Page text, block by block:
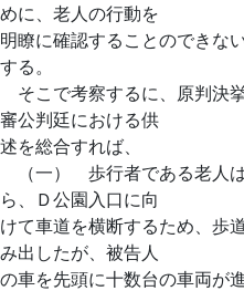
めに、老人の行動を
明瞭に確認することのできな
する。
そこで考察するに、原判決
審公判廷における供
述を総合すれば、
（一） 歩行者である老人
ら、Ｄ公園入口に向
けて車道を横断するため、歩
み出したが、被告人
の車を先頭に十数台の車両が